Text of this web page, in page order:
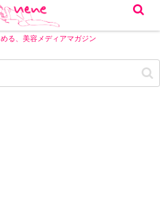
る、美容メディアマガジン